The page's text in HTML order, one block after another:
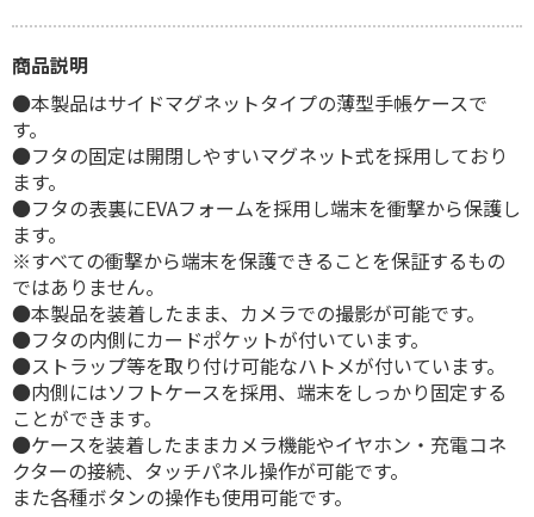
商品説明
●本製品はサイドマグネットタイプの薄型手帳ケースで
す。
●フタの固定は開閉しやすいマグネット式を採用しており
ます。
●フタの表裏にEVAフォームを採用し端末を衝撃から保護し
ます。
※すべての衝撃から端末を保護できることを保証するもの
ではありません。
●本製品を装着したまま、カメラでの撮影が可能です。
●フタの内側にカードポケットが付いています。
●ストラップ等を取り付け可能なハトメが付いています。
●内側にはソフトケースを採用、端末をしっかり固定する
ことができます。
●ケースを装着したままカメラ機能やイヤホン・充電コネ
クターの接続、タッチパネル操作が可能です。
また各種ボタンの操作も使用可能です。